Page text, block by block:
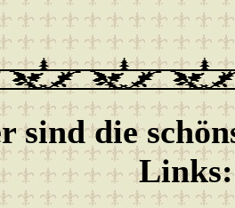
sind die
Links: